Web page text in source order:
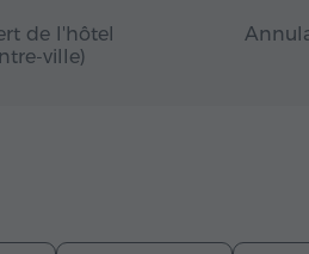
de l'hôtel
ville)